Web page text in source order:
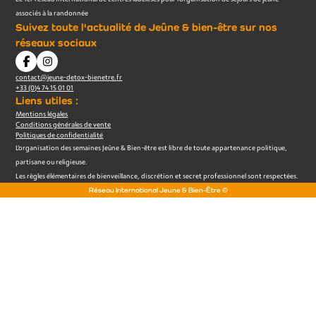
associés à la randonnée
Suivez toute l'actualité de Jeûne & bien-être sur nos
réseaux sociaux
contact@jeune-detox-bienetre.fr
+33 (0)4 74 15 01 01
Liens utiles :
Mentions légales
Conditions générales de vente
Politiques de confidentialité
L’organisation des semaines Jeûne & Bien-être est libre de toute appartenance politique,
partisane ou religieuse.
Les règles élémentaires de bienveillance, discrétion et secret professionnel sont respectées.
Réseau International Jeune & Bien-Être ©